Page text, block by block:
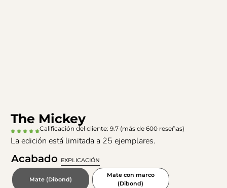
The Mickey
Calificación del cliente: 9.7 (más de 600 reseñas)
La edición está limitada a 25 ejemplares.
Acabado EXPLICACIÓN
Mate (Dibond)
Mate con marco
(Dibond)